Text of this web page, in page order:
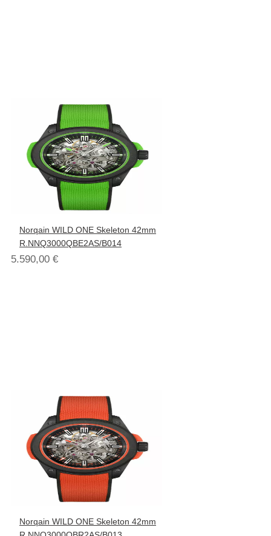
Norqain WILD ONE Skeleton 42mm
R.NNQ3000QBE2AS/B014
5.590,00 €
Norqain WILD ONE Skeleton 42mm